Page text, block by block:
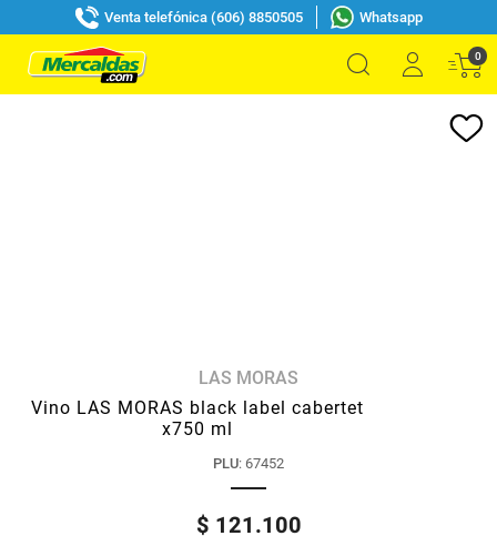
Venta telefónica (606) 8850505 Whatsapp
0
LAS MORAS
Vino LAS MORAS black label cabertet
x750 ml
PLU: 67452
$ 121.100